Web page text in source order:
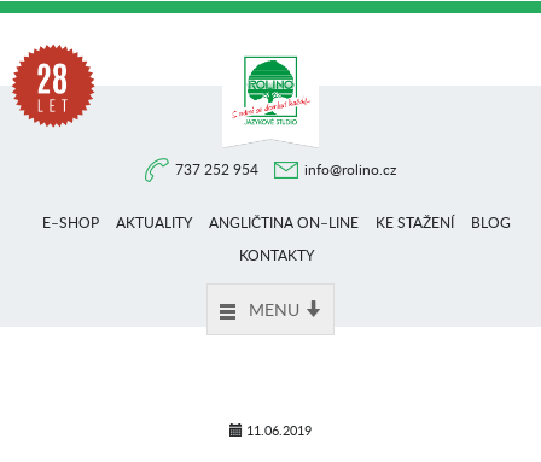
737 252 954 info@rolino.cz
E–SHOP AKTUALITY ANGLIČTINA ON–LINE KE STAŽENÍ
BLOG
KONTAKTY
MENU
11.06.2019